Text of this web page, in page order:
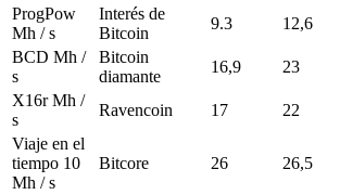
ProgPow
Mh / s
Interés de
Bitcoin
9.3 12,6
BCD Mh /
s
Bitcoin
diamante
16,9 23
X16r Mh /
s
Ravencoin 17 22
Viaje en el
tiempo 10
Mh / s
Bitcore 26 26,5